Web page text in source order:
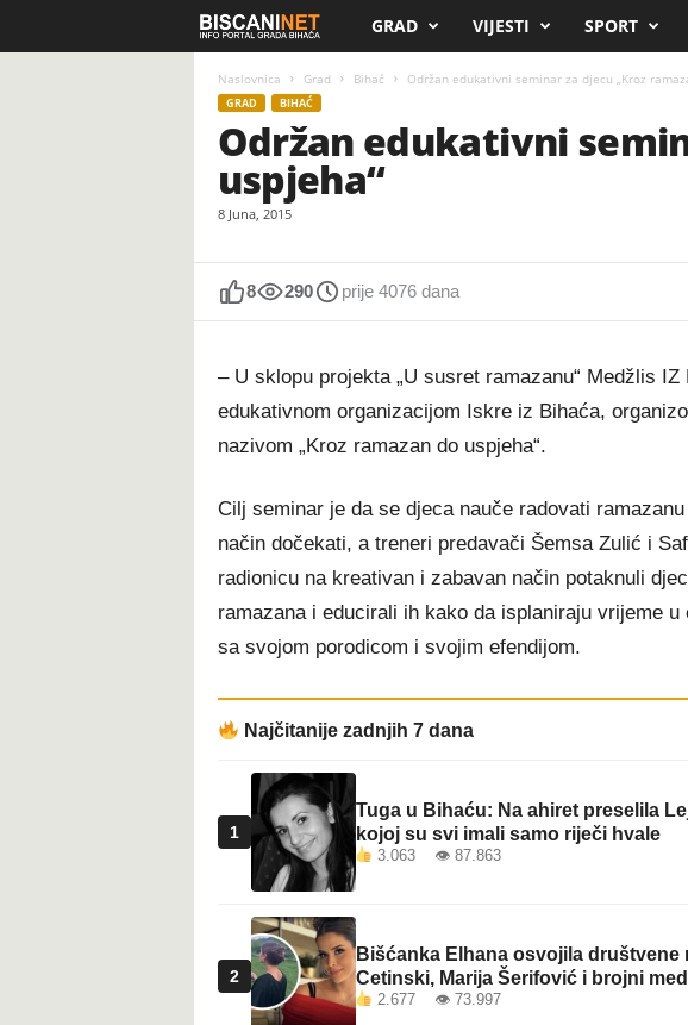
i
c
n
n
GRAD VIJESTI SPORT
Naslovnica Grad Bihać Održan edukativni seminar za djecu „Kroz
GRAD BIHAĆ
Održan edukativni
uspjeha“
8 Juna, 2015
8 290 prije 4076 dana
– U sklopu projekta „U susret ramazanu“ Medžlis
edukativnom organizacijom Iskre iz Bihaća,
nazivom „Kroz ramazan do uspjeha“.
Cilj seminar je da se djeca nauče radovati
način dočekati, a treneri predavači Šemsa Zulić i
radionicu na kreativan i zabavan način potaknuli
ramazana i educirali ih kako da isplaniraju vrijeme
sa svojom porodicom i svojim efendijom.
Najčitanije zadnjih 7 dana
1
Tuga u Bihaću: Na ahiret preselila
kojoj su svi imali samo riječi hvale
3.063 👁 87.863
2
Bišćanka Elhana osvojila društvene
Cetinski, Marija Šerifović i brojni
2.677 👁 73.997